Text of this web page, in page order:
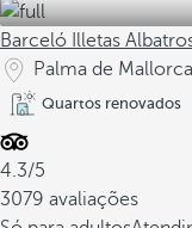
Barceló Illetas
Palma de
Quartos renovados
4.3/5
3079 avaliações